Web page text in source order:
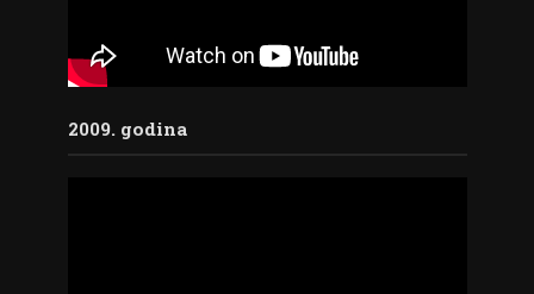
2009. godina